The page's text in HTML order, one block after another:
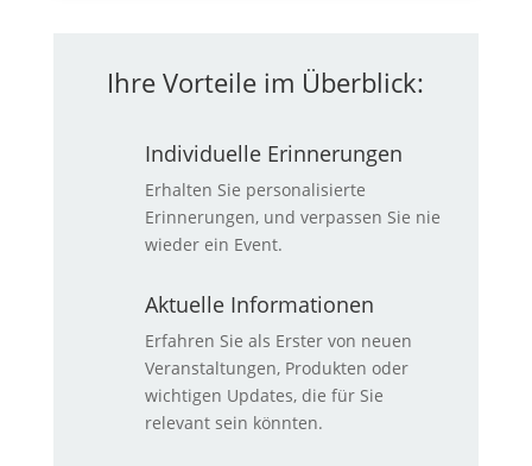
Ihre Vorteile im Überblick:
Individuelle Erinnerungen
Erhalten Sie personalisierte
Erinnerungen, und verpassen Sie nie
wieder ein Event.
Aktuelle Informationen
Erfahren Sie als Erster von neuen
Veranstaltungen, Produkten oder
wichtigen Updates, die für Sie
relevant sein könnten.